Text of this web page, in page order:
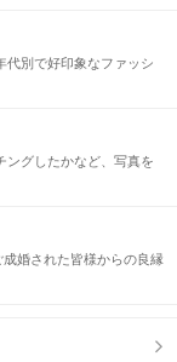
代別で好印象なファッシ
ングしたかなど、写真を
婚された皆様からの良縁